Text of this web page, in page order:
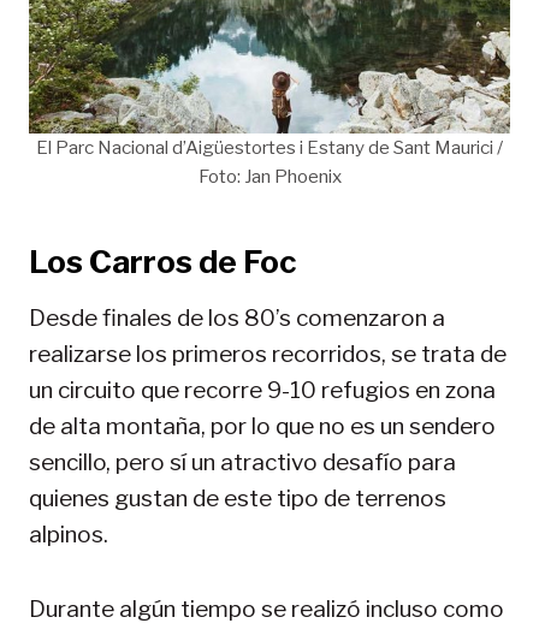
El Parc Nacional d’Aigüestortes i Estany de Sant Maurici /
Foto: Jan Phoenix
Los Carros de Foc
Desde finales de los 80’s comenzaron a
realizarse los primeros recorridos, se trata de
un circuito que recorre 9-10 refugios en zona
de alta montaña, por lo que no es un sendero
sencillo, pero sí un atractivo desafío para
quienes gustan de este tipo de terrenos
alpinos.
Durante algún tiempo se realizó incluso como